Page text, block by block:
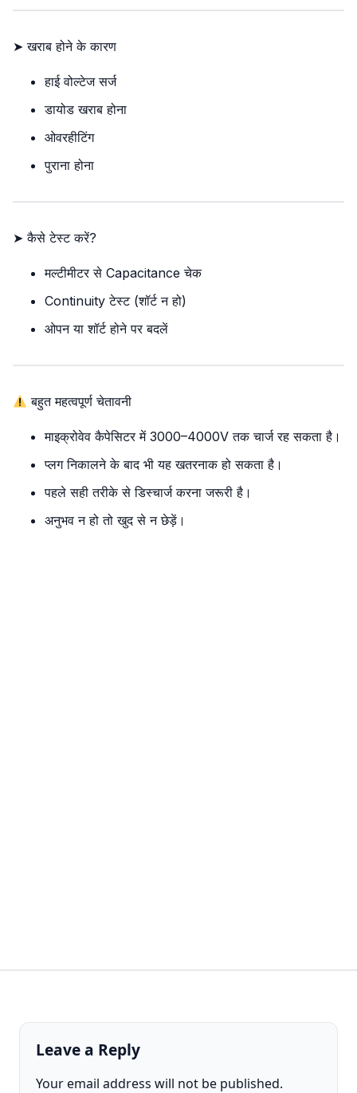
➤ खराब होने के कारण
हाई वोल्टेज सर्ज
डायोड खराब होना
ओवरहीटिंग
पुराना होना
➤ कैसे टेस्ट करें?
मल्टीमीटर से Capacitance चेक
Continuity टेस्ट (शॉर्ट न हो)
ओपन या शॉर्ट होने पर बदलें
बहुत महत्वपूर्ण चेतावनी
माइक्रोवेव कैपेसिटर में 3000–4000V तक चार्ज रह सकता है।
प्लग निकालने के बाद भी यह खतरनाक हो सकता है।
पहले सही तरीके से डिस्चार्ज करना जरूरी है।
अनुभव न हो तो खुद से न छेड़ें।
Leave a Reply
Your email address will not be published.